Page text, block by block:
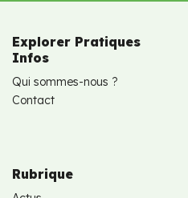
Explorer Pratiques
Infos
Qui sommes-nous ?
Contact
Rubrique